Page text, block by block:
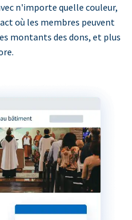
n'importe quelle couleur,
où les membres peuvent
montants des dons, et plus